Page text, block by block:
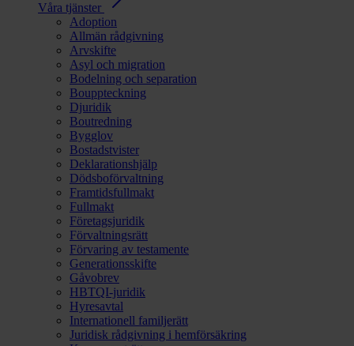
Våra tjänster
Adoption
Allmän rådgivning
Arvskifte
Asyl och migration
Bodelning och separation
Bouppteckning
Djuridik
Boutredning
Bygglov
Bostadstvister
Deklarationshjälp
Dödsboförvaltning
Framtidsfullmakt
Fullmakt
Företagsjuridik
Förvaltningsrätt
Förvaring av testamente
Generationsskifte
Gåvobrev
HBTQI-juridik
Hyresavtal
Internationell familjerätt
Juridisk rådgivning i hemförsäkring